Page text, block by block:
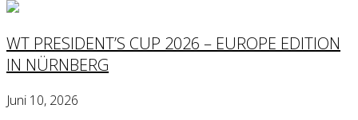
WT PRESIDENT’S CUP 2026 – EUROPE EDITION
IN NÜRNBERG
Juni 10, 2026